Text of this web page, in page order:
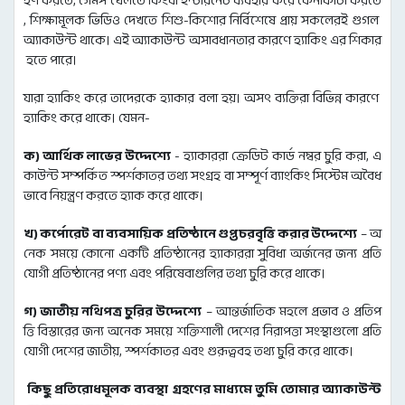
, শিক্ষামূলক ভিডিও দেখতে শিশু-কিশোর নির্বিশেষে প্রায় সকলেরই গুগল
অ্যাকাউন্ট থাকে। এই অ্যাকাউন্ট অসাবধানতার কারণে হ্যাকিং এর শিকার
হতে পারে।
যারা হ্যাকিং করে তাদেরকে হ্যাকার বলা হয়। অসৎ ব্যক্তিরা বিভিন্ন কারণে
হ্যাকিং করে থাকে। যেমন-
ক) আর্থিক লাভের উদ্দেশ্যে- হ্যাকাররা ক্রেডিট কার্ড নম্বর চুরি করা, এ
কাউন্ট সম্পর্কিত স্পর্শকাতর তথ্য সংগ্রহ বা সম্পূর্ণ ব্যাংকিং সিস্টেম অবৈধ
ভাবে নিয়ন্ত্রণ করতে হ্যাক করে থাকে।
খ) কর্পোরেট বা ব্যবসায়িক প্রতিষ্ঠানে গুপ্তচরবৃত্তি করার উদ্দেশ্যে– অ
নেক সময়ে কোনো একটি প্রতিষ্ঠানের হ্যাকাররা সুবিধা অর্জনের জন্য প্রতি
যোগী প্রতিষ্ঠানের পণ্য এবং পরিষেবাগুলির তথ্য চুরি করে থাকে।
গ) জাতীয় নথিপত্র চুরির উদ্দেশ্যে– আন্তর্জাতিক মহলে প্রভাব ও প্রতিপ
ত্তি বিস্তারের জন্য অনেক সময়ে শক্তিশালী দেশের নিরাপত্তা সংস্থাগুলো প্রতি
যোগী দেশের জাতীয়, স্পর্শকাতর এবং গুরূত্ববহ তথ্য চুরি করে থাকে।
কিছু প্রতিরোধমূলক ব্যবস্থা গ্রহণের মাধ্যমে তুমি তোমার অ্যাকাউন্ট